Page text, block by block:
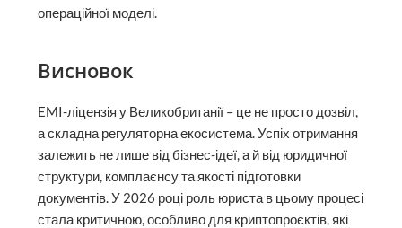
операційної моделі.
Висновок
EMI-ліцензія у Великобританії – це не просто дозвіл,
а складна регуляторна екосистема. Успіх отримання
залежить не лише від бізнес-ідеї, а й від юридичної
структури, комплаєнсу та якості підготовки
документів. У 2026 році роль юриста в цьому процесі
стала критичною, особливо для криптопроєктів, які